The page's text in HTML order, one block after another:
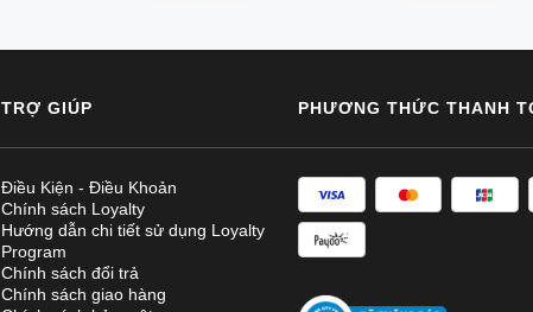
TRỢ GIÚP
Điều Kiện - Điều Khoản
Chính sách Loyalty
Hướng dẫn chi tiết sử dụng Loyalty
Program
Chính sách đổi trả
Chính sách giao hàng
PHƯƠNG THỨC THANH